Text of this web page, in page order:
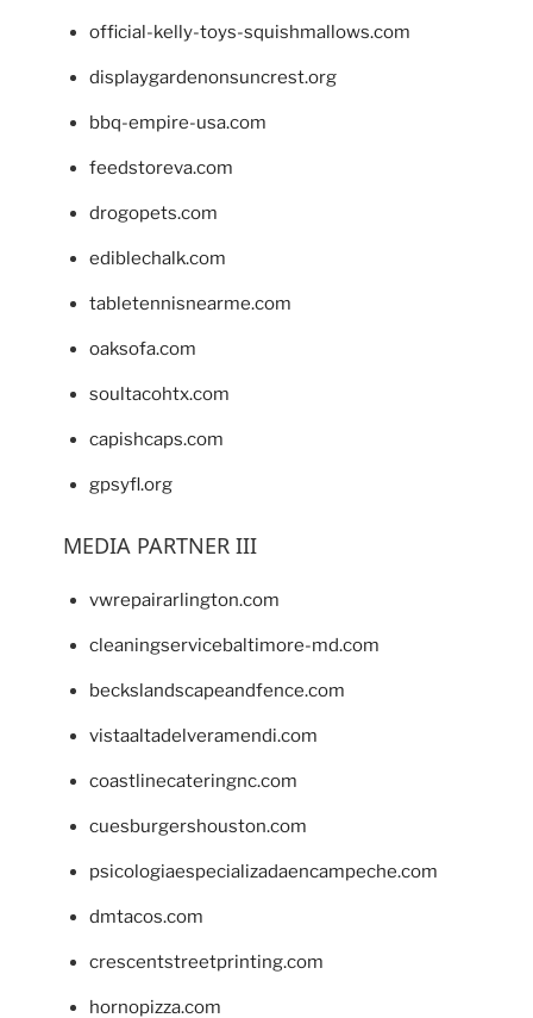
official-kelly-toys-squishmallows.com
displaygardenonsuncrest.org
bbq-empire-usa.com
feedstoreva.com
drogopets.com
ediblechalk.com
tabletennisnearme.com
oaksofa.com
soultacohtx.com
capishcaps.com
gpsyfl.org
MEDIA PARTNER III
vwrepairarlington.com
cleaningservicebaltimore-md.com
beckslandscapeandfence.com
vistaaltadelveramendi.com
coastlinecateringnc.com
cuesburgershouston.com
psicologiaespecializadaencampeche.com
dmtacos.com
crescentstreetprinting.com
hornopizza.com